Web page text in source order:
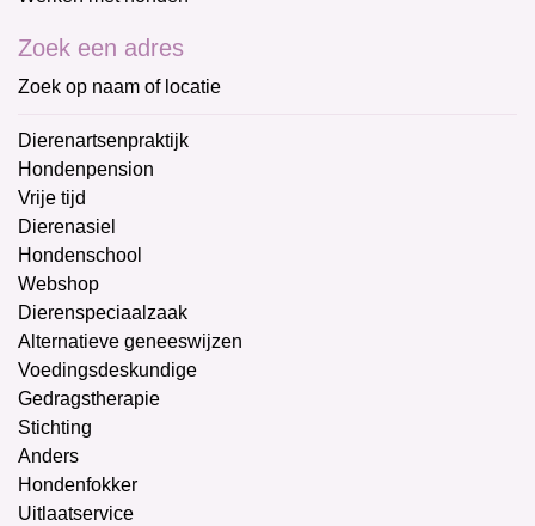
Zoek een adres
Zoek op naam of locatie
Dierenartsenpraktijk
Hondenpension
Vrije tijd
Dierenasiel
Hondenschool
Webshop
Dierenspeciaalzaak
Alternatieve geneeswijzen
Voedingsdeskundige
Gedragstherapie
Stichting
Anders
Hondenfokker
Uitlaatservice